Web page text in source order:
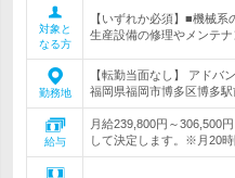
対象と
なる方
【いずれか必須】■機械
生産設備の修理やメンテ
勤務地
【転勤当面なし】 アドバ
福岡県福岡市博多区博多
給与
月給239,800円～306,500
して決定します。※月20